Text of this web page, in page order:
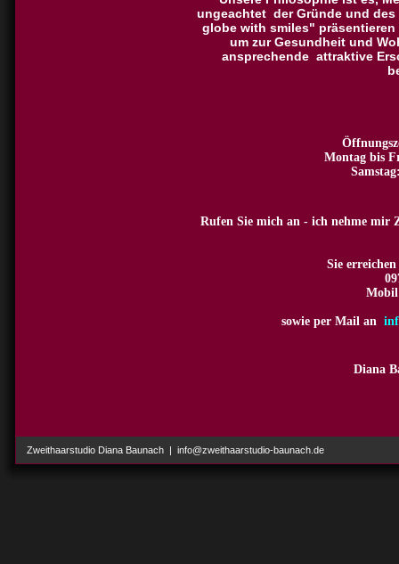
ungeachtet der Gründe und
globe with smiles"
um zur Gesundheit und
ansprechende attraktive
Montag bis
Rufen Sie mich an - ich nehme mir
Sie
sowie per Mail an
Diana
Zweithaarstudio Diana Baunach | info@zweithaarstudio-baunach.de